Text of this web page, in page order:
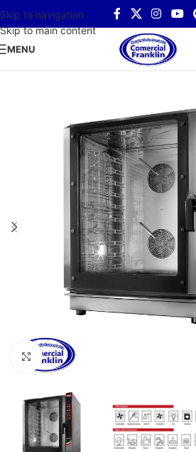
Skip to navigation
Skip to main content
MENU
Haga clic para ampliar